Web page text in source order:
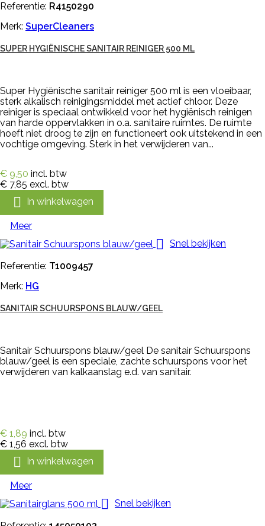
Referentie: R4150290
Merk: SuperCleaners
SUPER HYGIËNISCHE SANITAIR REINIGER 500 ML
Super Hygiënische sanitair reiniger 500 ml is een vloeibaar,
sterk alkalisch reinigingsmiddel met actief chloor. Deze
reiniger is speciaal ontwikkeld voor het hygiënisch reinigen
van harde oppervlakken in o.a. sanitaire ruimtes. De ruimte
hoeft niet droog te zijn en functioneert ook uitstekend in een
vochtige omgeving. Sterk in het verwijderen van...
€ 9,50 incl. btw
€ 7,85 excl. btw
 In winkelwagen
Meer
 Snel bekijken
Referentie: T1009457
Merk: HG
SANITAIR SCHUURSPONS BLAUW/GEEL
Sanitair Schuurspons blauw/geel De sanitair Schuurspons
blauw/geel is een speciale, zachte schuurspons voor het
verwijderen van kalkaanslag e.d. van sanitair.
€ 1,89 incl. btw
€ 1,56 excl. btw
 In winkelwagen
Meer
 Snel bekijken